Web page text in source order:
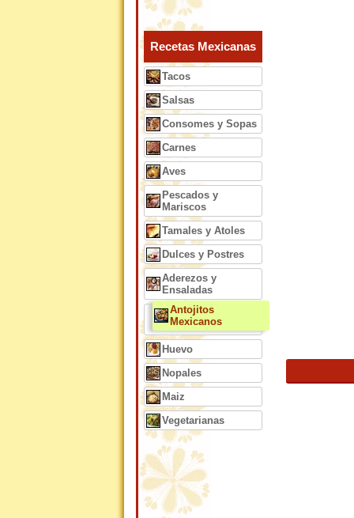
Recetas Mexicanas
Tacos
Salsas
Consomes y Sopas
Carnes
Aves
Pescados y
Mariscos
Tamales y Atoles
Dulces y Postres
Aderezos y
Ensaladas
Antojitos
Mexicanos
Huevo
Nopales
Maiz
Vegetarianas